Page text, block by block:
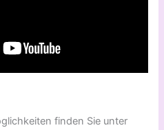
finden Sie unter